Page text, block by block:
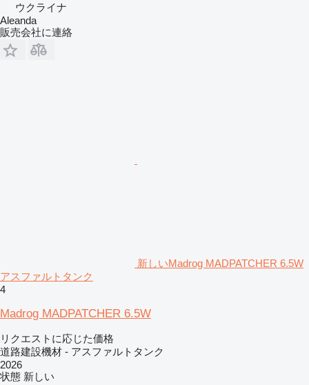
ウクライナ
Aleanda
販売会社に連絡
新しいMadrog MADPATCHER 6.5W
アスファルトタンク
4
Madrog MADPATCHER 6.5W
リクエストに応じた価格
道路建設機材 - アスファルトタンク
2026
状態 新しい